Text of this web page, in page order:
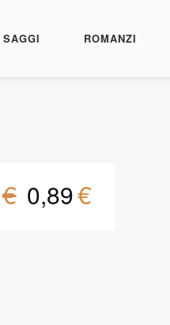
SAGGI ROMANZI
€ 0,89€